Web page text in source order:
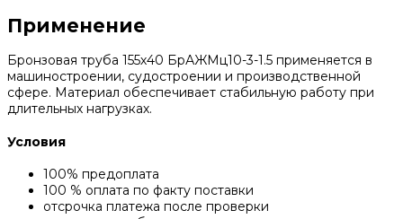
Применение
Бронзовая труба 155х40 БрАЖМц10-3-1.5 применяется в
машиностроении, судостроении и производственной
сфере. Материал обеспечивает стабильную работу при
длительных нагрузках.
Условия
100% предоплата
100 % оплата по факту поставки
отсрочка платежа после проверки